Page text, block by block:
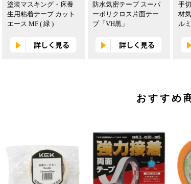
塗装マスキング・床養
生用粘着テープ カット
エース MF ( 緑 )
防水気密テープ スーパ
ーポリクロス片面テー
プ「VH黒」
手
材
ル
おすすめ